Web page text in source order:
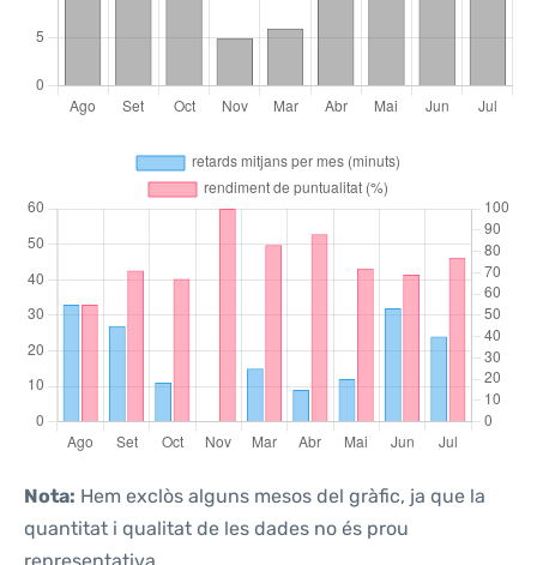
Nota: Hem exclòs alguns mesos del gràfic, ja que la
quantitat i qualitat de les dades no és prou